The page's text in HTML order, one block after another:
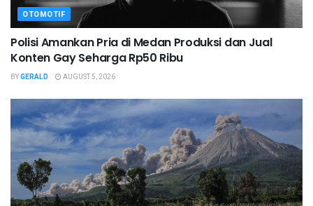
OTOMOTIF
Polisi Amankan Pria di Medan Produksi dan Jual
Konten Gay Seharga Rp50 Ribu
BYGERALD AUGUST 5, 2026